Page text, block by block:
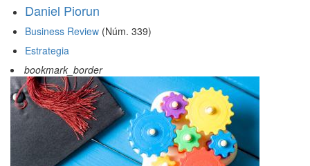
Daniel Piorun
Business Review (Núm. 339)
Estrategia
bookmark_border